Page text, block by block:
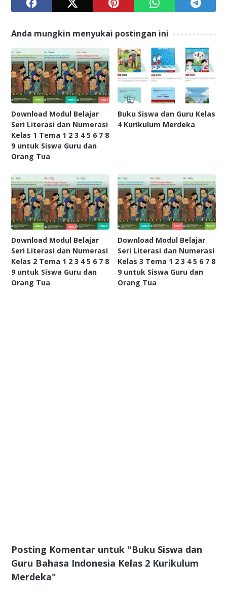
Anda mungkin menyukai postingan ini
Download Modul Belajar
Seri Literasi dan Numerasi
Kelas 1 Tema 1 2 3 4 5 6 7 8
9 untuk Siswa Guru dan
Orang Tua
Buku Siswa dan Guru Kelas
4 Kurikulum Merdeka
Download Modul Belajar
Seri Literasi dan Numerasi
Kelas 2 Tema 1 2 3 4 5 6 7 8
9 untuk Siswa Guru dan
Orang Tua
Download Modul Belajar
Seri Literasi dan Numerasi
Kelas 3 Tema 1 2 3 4 5 6 7 8
9 untuk Siswa Guru dan
Orang Tua
Posting Komentar untuk "Buku Siswa dan
Guru Bahasa Indonesia Kelas 2 Kurikulum
Merdeka"